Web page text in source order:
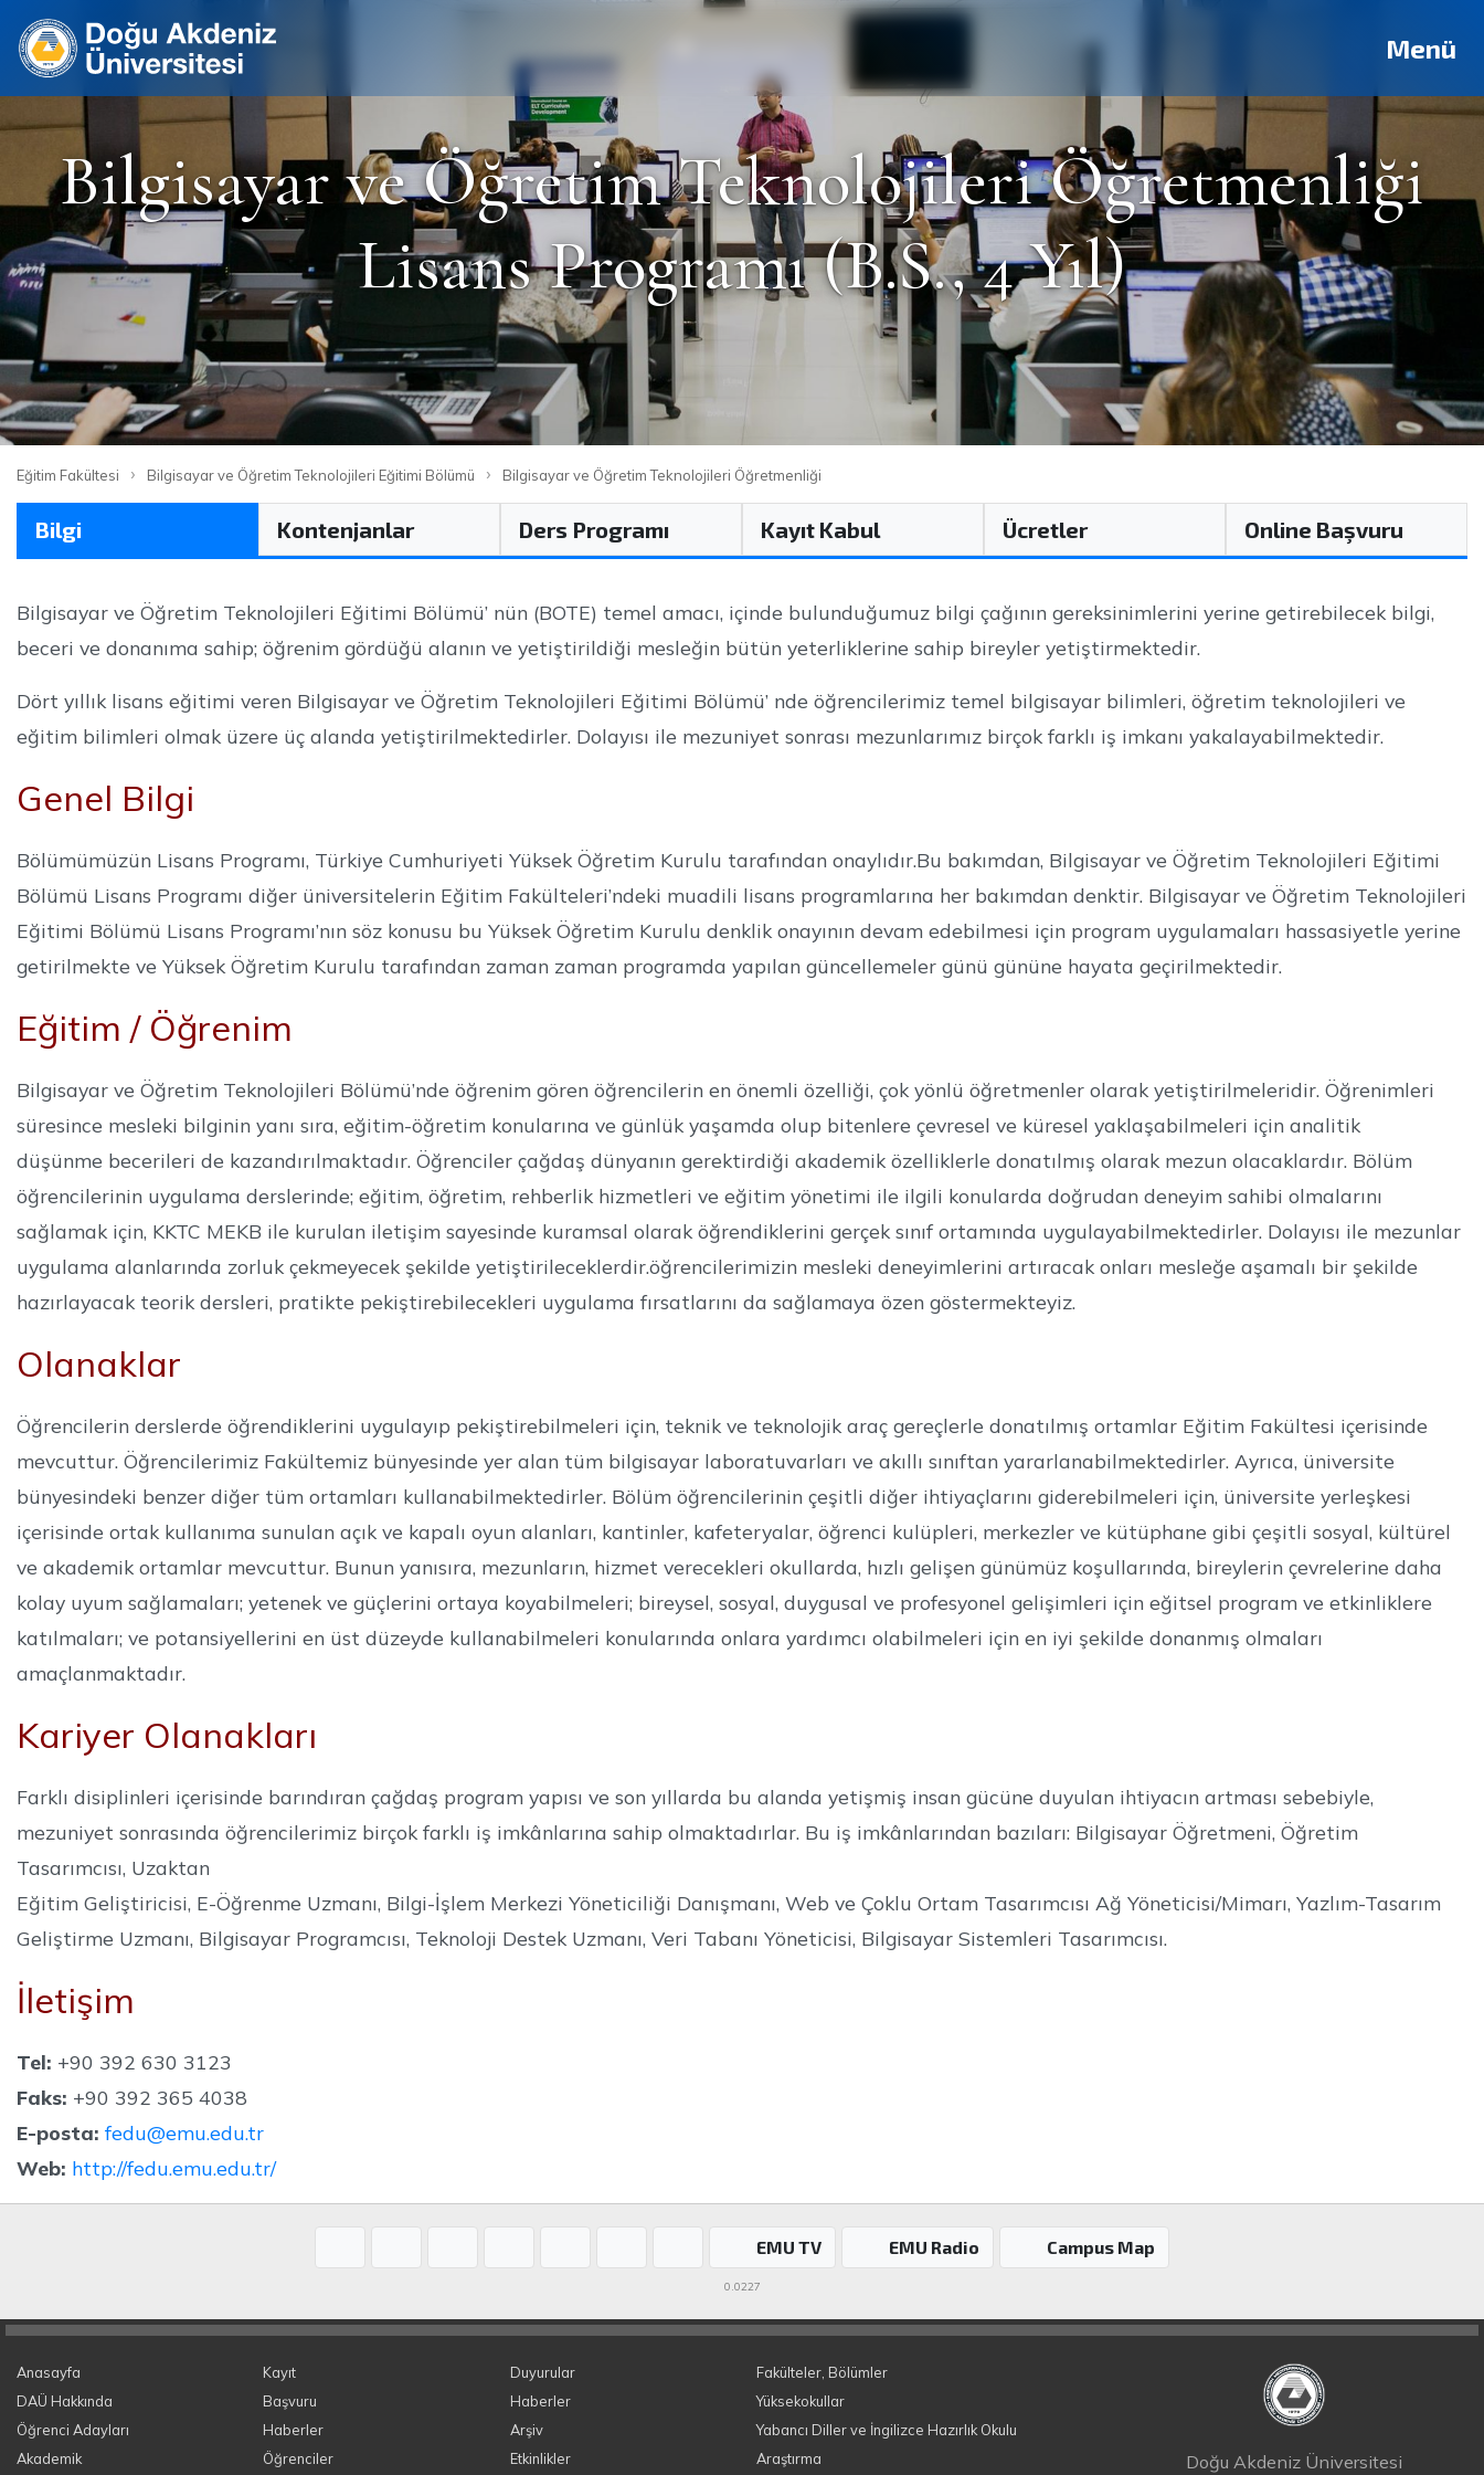
Menü
Bilgisayar ve Öğretim Teknolojileri Öğretmenliği
Lisans Programı (B.S., 4 Yıl)
Eğitim Fakültesi › Bilgisayar ve Öğretim Teknolojileri Eğitimi Bölümü › Bilgisayar ve Öğretim Teknolojileri Öğretmenliği
Bilgi Kontenjanlar Ders Programı Kayıt Kabul Ücretler Online Başvuru
Bilgisayar ve Öğretim Teknolojileri Eğitimi Bölümü’ nün (BOTE) temel amacı, içinde bulunduğumuz bilgi çağının gereksinimlerini yerine getirebilecek bilgi,
beceri ve donanıma sahip; öğrenim gördüğü alanın ve yetiştirildiği mesleğin bütün yeterliklerine sahip bireyler yetiştirmektedir.
Dört yıllık lisans eğitimi veren Bilgisayar ve Öğretim Teknolojileri Eğitimi Bölümü’ nde öğrencilerimiz temel bilgisayar bilimleri, öğretim teknolojileri ve
eğitim bilimleri olmak üzere üç alanda yetiştirilmektedirler. Dolayısı ile mezuniyet sonrası mezunlarımız birçok farklı iş imkanı yakalayabilmektedir.
Genel Bilgi
Bölümümüzün Lisans Programı, Türkiye Cumhuriyeti Yüksek Öğretim Kurulu tarafından onaylıdır.Bu bakımdan, Bilgisayar ve Öğretim Teknolojileri Eğitimi
Bölümü Lisans Programı diğer üniversitelerin Eğitim Fakülteleri’ndeki muadili lisans programlarına her bakımdan denktir. Bilgisayar ve Öğretim Teknolojileri
Eğitimi Bölümü Lisans Programı’nın söz konusu bu Yüksek Öğretim Kurulu denklik onayının devam edebilmesi için program uygulamaları hassasiyetle yerine
getirilmekte ve Yüksek Öğretim Kurulu tarafından zaman zaman programda yapılan güncellemeler günü gününe hayata geçirilmektedir.
Eğitim / Öğrenim
Bilgisayar ve Öğretim Teknolojileri Bölümü’nde öğrenim gören öğrencilerin en önemli özelliği, çok yönlü öğretmenler olarak yetiştirilmeleridir. Öğrenimleri
süresince mesleki bilginin yanı sıra, eğitim-öğretim konularına ve günlük yaşamda olup bitenlere çevresel ve küresel yaklaşabilmeleri için analitik
düşünme becerileri de kazandırılmaktadır. Öğrenciler çağdaş dünyanın gerektirdiği akademik özelliklerle donatılmış olarak mezun olacaklardır. Bölüm
öğrencilerinin uygulama derslerinde; eğitim, öğretim, rehberlik hizmetleri ve eğitim yönetimi ile ilgili konularda doğrudan deneyim sahibi olmalarını
sağlamak için, KKTC MEKB ile kurulan iletişim sayesinde kuramsal olarak öğrendiklerini gerçek sınıf ortamında uygulayabilmektedirler. Dolayısı ile mezunlar
uygulama alanlarında zorluk çekmeyecek şekilde yetiştirileceklerdir.öğrencilerimizin mesleki deneyimlerini artıracak onları mesleğe aşamalı bir şekilde
hazırlayacak teorik dersleri, pratikte pekiştirebilecekleri uygulama fırsatlarını da sağlamaya özen göstermekteyiz.
Olanaklar
Öğrencilerin derslerde öğrendiklerini uygulayıp pekiştirebilmeleri için, teknik ve teknolojik araç gereçlerle donatılmış ortamlar Eğitim Fakültesi içerisinde
mevcuttur. Öğrencilerimiz Fakültemiz bünyesinde yer alan tüm bilgisayar laboratuvarları ve akıllı sınıftan yararlanabilmektedirler. Ayrıca, üniversite
bünyesindeki benzer diğer tüm ortamları kullanabilmektedirler. Bölüm öğrencilerinin çeşitli diğer ihtiyaçlarını giderebilmeleri için, üniversite yerleşkesi
içerisinde ortak kullanıma sunulan açık ve kapalı oyun alanları, kantinler, kafeteryalar, öğrenci kulüpleri, merkezler ve kütüphane gibi çeşitli sosyal, kültürel
ve akademik ortamlar mevcuttur. Bunun yanısıra, mezunların, hizmet verecekleri okullarda, hızlı gelişen günümüz koşullarında, bireylerin çevrelerine daha
kolay uyum sağlamaları; yetenek ve güçlerini ortaya koyabilmeleri; bireysel, sosyal, duygusal ve profesyonel gelişimleri için eğitsel program ve etkinliklere
katılmaları; ve potansiyellerini en üst düzeyde kullanabilmeleri konularında onlara yardımcı olabilmeleri için en iyi şekilde donanmış olmaları
amaçlanmaktadır.
Kariyer Olanakları
Farklı disiplinleri içerisinde barındıran çağdaş program yapısı ve son yıllarda bu alanda yetişmiş insan gücüne duyulan ihtiyacın artması sebebiyle,
mezuniyet sonrasında öğrencilerimiz birçok farklı iş imkânlarına sahip olmaktadırlar. Bu iş imkânlarından bazıları: Bilgisayar Öğretmeni, Öğretim
Tasarımcısı, Uzaktan
Eğitim Geliştiricisi, E-Öğrenme Uzmanı, Bilgi-İşlem Merkezi Yöneticiliği Danışmanı, Web ve Çoklu Ortam Tasarımcısı Ağ Yöneticisi/Mimarı, Yazlım-Tasarım
Geliştirme Uzmanı, Bilgisayar Programcısı, Teknoloji Destek Uzmanı, Veri Tabanı Yöneticisi, Bilgisayar Sistemleri Tasarımcısı.
İletişim
Tel: +90 392 630 3123
Faks: +90 392 365 4038
E-posta: fedu@emu.edu.tr
Web: http://fedu.emu.edu.tr/​
EMU TV EMU Radio Campus Map
0.0227
Anasayfa
DAÜ Hakkında
Öğrenci Adayları
Akademik
Kayıt
Başvuru
Haberler
Öğrenciler
Duyurular
Haberler
Arşiv
Etkinlikler
Fakülteler, Bölümler
Yüksekokullar
Yabancı Diller ve İngilizce Hazırlık Okulu
Araştırma
Doğu Akdeniz Üniversitesi